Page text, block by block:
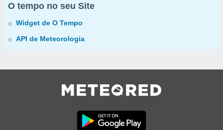
O tempo no seu Site
Widget de O Tempo
API de Meteorologia